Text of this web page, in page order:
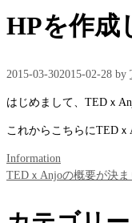
HPを作成
2015-03-302015-02-28 by
はじめまして、TEDｘ
これからこちらにTED
カ
テ
Information
TEDｘAnjoの概要が決ま